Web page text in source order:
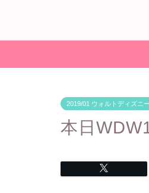
2019/01 ウォルトディズニ
本日